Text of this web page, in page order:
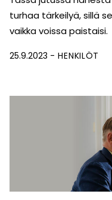
turhaa tärkeilyä, sillä
vaikka voissa paistaisi.
25.9.2023 HENKILÖT